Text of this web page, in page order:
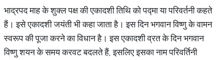
भाद्रपद माह के शुक्ल पक्ष की एकादशी तिथि को पद्मा या परिवर्तनी कहते
हैं। इसे एकादशी जयंती भी कहा जाता है। इस दिन भगवान विष्णु के वामन
स्वरूप की पूजा करने का विधान है। इस एकादशी व्रत के दिन भगवान
विष्णु शयन के समय करवट बदलते हैं, इसलिए इसका नाम परिवर्तिनी